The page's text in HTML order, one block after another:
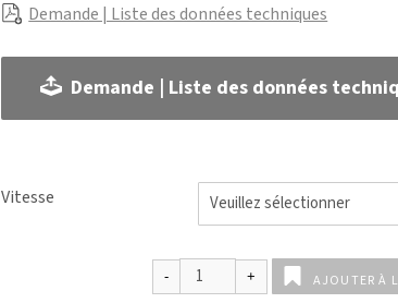
Demande | Liste des données techniques
Demande | Liste des données
Vitesse
AJOUTER À